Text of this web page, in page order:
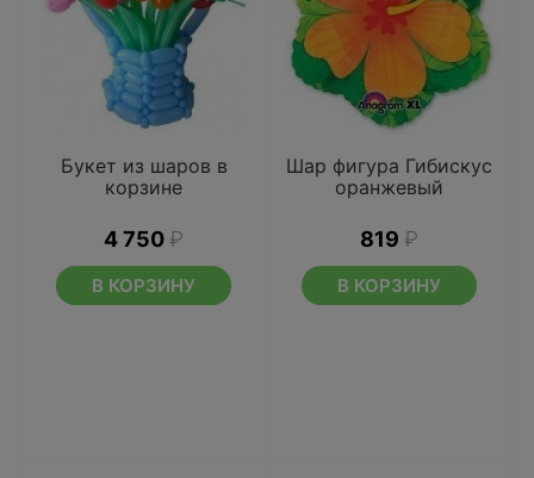
Букет из шаров в
корзине
4 750 ₽
В КОРЗИНУ
Шар фигура Гибискус
оранжевый
819 ₽
В КОРЗИНУ